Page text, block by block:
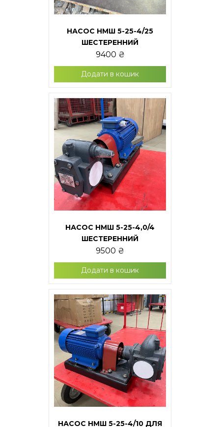
НАСОС НМШ 5-25-4/25
ШЕСТЕРЕННИЙ
9400 ₴
Додати в кошик
НАСОС НМШ 5-25-4,0/4
ШЕСТЕРЕННИЙ
9500 ₴
Додати в кошик
НАСОС НМШ 5-25-4/10 ДЛЯ